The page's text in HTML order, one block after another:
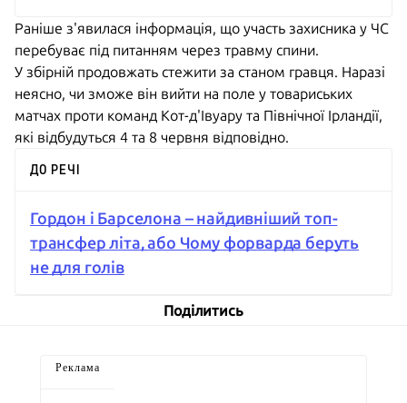
Раніше з'явилася інформація, що участь захисника у ЧС
перебуває під питанням через травму спини.
У збірній продовжать стежити за станом гравця. Наразі
неясно, чи зможе він вийти на поле у товариських
матчах проти команд Кот-д'Івуару та Північної Ірландії,
які відбудуться 4 та 8 червня відповідно.
ДО РЕЧІ
Гордон і Барселона – найдивніший топ-
трансфер літа, або Чому форварда беруть
не для голів
Поділитись
Реклама